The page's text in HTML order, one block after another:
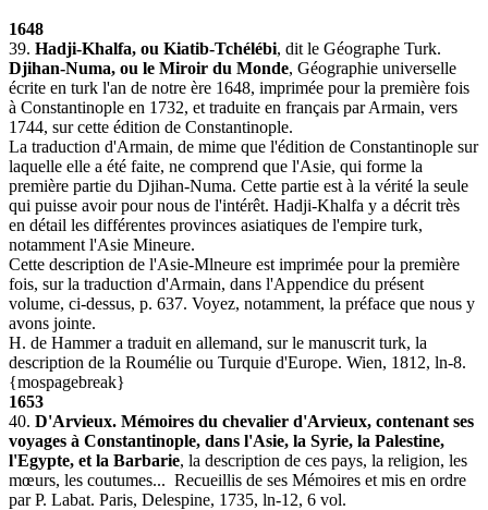
1648
39. Hadji-Khalfa, ou Kiatib-Tchélébi, dit le Géographe Turk.
Djihan-Numa, ou le Miroir du Monde, Géographie universelle
écrite en turk l'an de notre ère 1648, imprimée pour la première fois
à Constantinople en 1732, et traduite en français par Armain, vers
1744, sur cette édition de Constantinople.
La traduction d'Armain, de mime que l'édition de Constantinople sur
laquelle elle a été faite, ne comprend que l'Asie, qui forme la
première partie du Djihan-Numa. Cette partie est à la vérité la seule
qui puisse avoir pour nous de l'intérêt. Hadji-Khalfa y a décrit très
en détail les différentes provinces asiatiques de l'empire turk,
notamment l'Asie Mineure.
Cette description de l'Asie-Mlneure est imprimée pour la première
fois, sur la traduction d'Armain, dans l'Appendice du présent
volume, ci-dessus, p. 637. Voyez, notamment, la préface que nous y
avons jointe.
H. de Hammer a traduit en allemand, sur le manuscrit turk, la
description de la Roumélie ou Turquie d'Europe. Wien, 1812, ln-8.
{mospagebreak}
1653
40. D'Arvieux. Mémoires du chevalier d'Arvieux, contenant ses
voyages à Constantinople, dans l'Asie, la Syrie, la Palestine,
l'Egypte, et la Barbarie, la description de ces pays, la religion, les
mœurs, les coutumes... Recueillis de ses Mémoires et mis en ordre
par P. Labat. Paris, Delespine, 1735, ln-12, 6 vol.